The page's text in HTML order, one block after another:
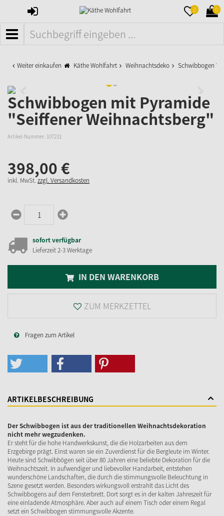
ANMELDEN 0 0
MENÜ
Weiter einkaufen Käthe Wohlfahrt Weihnachtsdeko Schwibbogen
Schwibbogen mit Pyramide
"Seiffener Weihnachtsberg"
Artikel-Nummer: 107231
398,00€
inkl. MwSt.zzgl. Versandkosten
sofort verfügbar
Lieferzeit 2-3 Werktage
IN DEN WARENKORB
ZUM MERKZETTEL
Fragen zum Artikel
ARTIKELBESCHREIBUNG
Der Schwibbogen ist aus der traditionellen Weihnachtsdekoration
nicht mehr wegzudenken.
Er steht für die hohe Handwerkskunst, die die Holzarbeiten aus dem
Erzgebirge prägt. Einst waren sie ein Zuverdienst für die Bergleute im Winter.
Heute sind Schwibbögen seit über 80 Jahren eine beliebte Dekoration für die
Weihnachtszeit. In aufwendiger und liebevoller Handarbeit, entstehen
wunderschöne Landschaften, die durch die stimmungsvolle Beleuchtung in
Szene gesetzt werden. Besonders wirkungsvoll erstrahlt das Licht des
Schwibbogens auf dem Fensterbrett. Dort sorgt es in der kalten Jahreszeit für
eine einladende Atmosphäre. Aber auch auf einem Tisch oder einem Regal
setzt ein Schwibbogen stimmungsvolle Akzente.